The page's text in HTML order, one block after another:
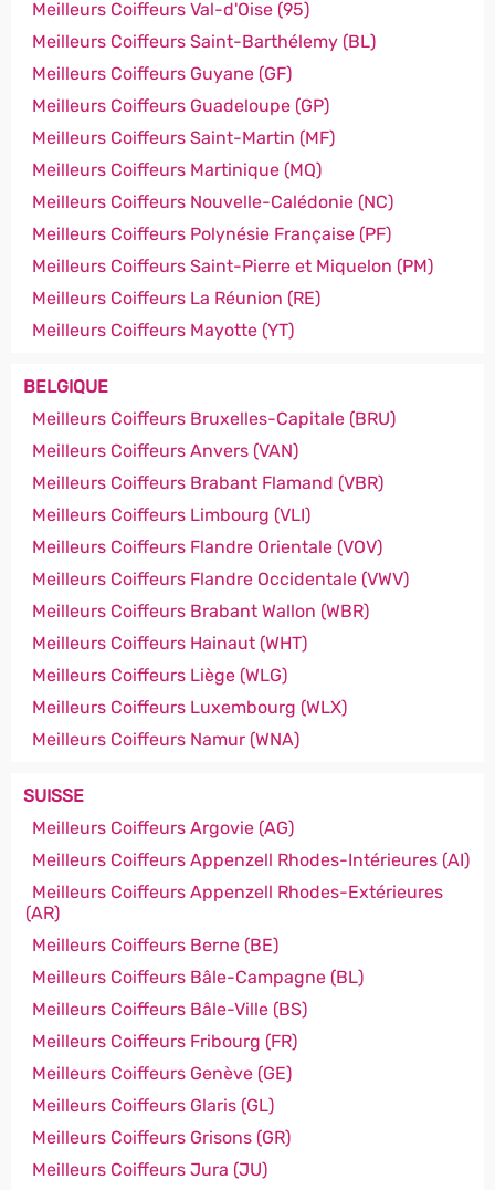
Meilleurs Coiffeurs Val-d'Oise (95)
Meilleurs Coiffeurs Saint-Barthélemy (BL)
Meilleurs Coiffeurs Guyane (GF)
Meilleurs Coiffeurs Guadeloupe (GP)
Meilleurs Coiffeurs Saint-Martin (MF)
Meilleurs Coiffeurs Martinique (MQ)
Meilleurs Coiffeurs Nouvelle-Calédonie (NC)
Meilleurs Coiffeurs Polynésie Française (PF)
Meilleurs Coiffeurs Saint-Pierre et Miquelon (PM)
Meilleurs Coiffeurs La Réunion (RE)
Meilleurs Coiffeurs Mayotte (YT)
BELGIQUE
Meilleurs Coiffeurs Bruxelles-Capitale (BRU)
Meilleurs Coiffeurs Anvers (VAN)
Meilleurs Coiffeurs Brabant Flamand (VBR)
Meilleurs Coiffeurs Limbourg (VLI)
Meilleurs Coiffeurs Flandre Orientale (VOV)
Meilleurs Coiffeurs Flandre Occidentale (VWV)
Meilleurs Coiffeurs Brabant Wallon (WBR)
Meilleurs Coiffeurs Hainaut (WHT)
Meilleurs Coiffeurs Liège (WLG)
Meilleurs Coiffeurs Luxembourg (WLX)
Meilleurs Coiffeurs Namur (WNA)
SUISSE
Meilleurs Coiffeurs Argovie (AG)
Meilleurs Coiffeurs Appenzell Rhodes-Intérieures (AI)
Meilleurs Coiffeurs Appenzell Rhodes-Extérieures
(AR)
Meilleurs Coiffeurs Berne (BE)
Meilleurs Coiffeurs Bâle-Campagne (BL)
Meilleurs Coiffeurs Bâle-Ville (BS)
Meilleurs Coiffeurs Fribourg (FR)
Meilleurs Coiffeurs Genève (GE)
Meilleurs Coiffeurs Glaris (GL)
Meilleurs Coiffeurs Grisons (GR)
Meilleurs Coiffeurs Jura (JU)